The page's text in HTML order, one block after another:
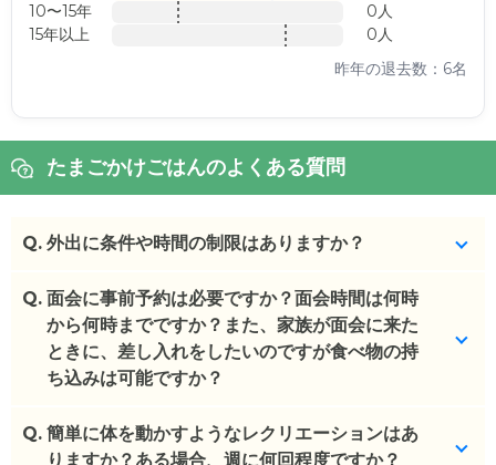
10〜15年
0人
15年以上
0人
昨年の退去数：6名
たまごかけごはんのよくある質問
Q. 外出に条件や時間の制限はありますか？
事前申請あればご家族同伴で外出可能です。
外泊も可能です。
(回答者: 施設担当者,回答日: 2024/03/12)
Q. 面会に事前予約は必要ですか？面会時間は何時
から何時までですか？また、家族が面会に来た
ときに、差し入れをしたいのですが食べ物の持
ち込みは可能ですか？
事前予約必要なく、9:00～17:30の間で自由に面会
可能です。
Q. 簡単に体を動かすようなレクリエーションはあ
りますか？ある場合、週に何回程度ですか？